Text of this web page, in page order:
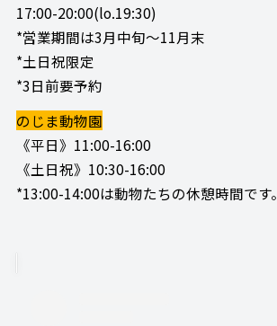
17:00-20:00(lo.19:30)
*営業期間は3月中旬～11月末
*土日祝限定
*3日前要予約
のじま動物園
《平日》11:00-16:00
《土日祝》10:30-16:00
*13:00-14:00は動物たちの休憩時間です。